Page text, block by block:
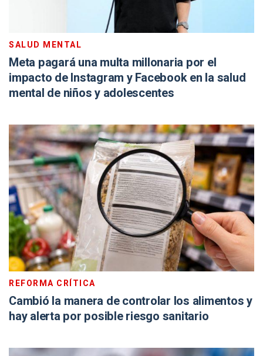
SALUD MENTAL
Meta pagará una multa millonaria por el
impacto de Instagram y Facebook en la salud
mental de niños y adolescentes
REFORMA CRÍTICA
Cambió la manera de controlar los alimentos y
hay alerta por posible riesgo sanitario